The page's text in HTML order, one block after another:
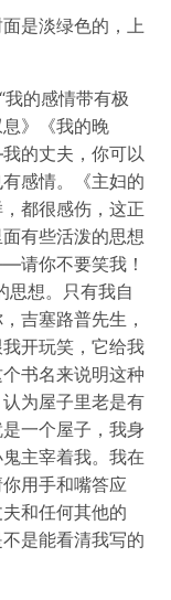
是淡绿色的，上
我的感情带有极
》《我的晚
的丈夫，你可以
感情。《主妇的
都很感伤，这正
有些活泼的思想
你不要笑我！
思想。只有我自
吉塞路普先生，
开玩笑，它给我
书名来说明这种
为屋子里老是有
一个屋子，我身
主宰着我。我在
用手和嘴答应
和任何其他的
是能看清我写的